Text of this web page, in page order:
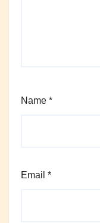
Name *
Email *